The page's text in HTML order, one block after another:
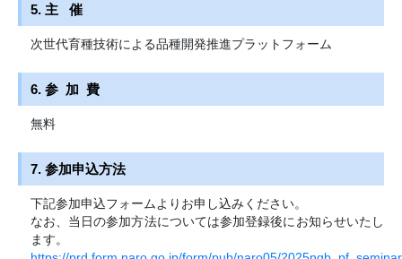
5. 主 催
次世代育種技術による品種開発推進プラットフォーム
6. 参 加 費
無料
7. 参加申込方法
下記参加申込フォームよりお申し込みください。
なお、当日の参加方法については参加登録後にお知らせいたし
ます。